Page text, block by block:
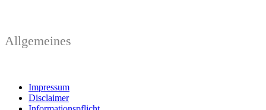
Allgemeines
Impressum
Disclaimer